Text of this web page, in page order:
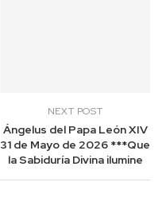
NEXT POST
Ángelus del Papa León XIV
31 de Mayo de 2026 ***Que
la Sabiduría Divina ilumine